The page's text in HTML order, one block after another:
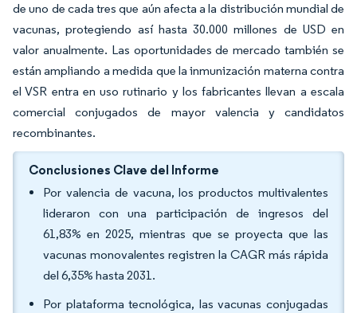
de uno de cada tres que aún afecta a la distribución mundial de
vacunas, protegiendo así hasta 30.000 millones de USD en
valor anualmente. Las oportunidades de mercado también se
están ampliando a medida que la inmunización materna contra
el VSR entra en uso rutinario y los fabricantes llevan a escala
comercial conjugados de mayor valencia y candidatos
recombinantes.
Conclusiones Clave del Informe
Por valencia de vacuna, los productos multivalentes
lideraron con una participación de ingresos del
61,83% en 2025, mientras que se proyecta que las
vacunas monovalentes registren la CAGR más rápida
del 6,35% hasta 2031.
Por plataforma tecnológica, las vacunas conjugadas